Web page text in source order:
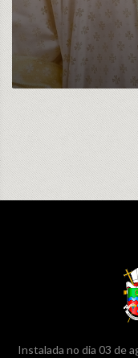
Instalada no dia 03 de